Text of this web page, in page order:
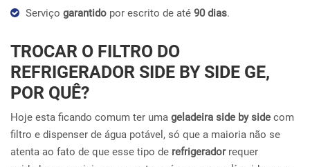
Serviço garantido por escrito de até 90 dias.
TROCAR O FILTRO DO
REFRIGERADOR SIDE BY SIDE GE,
POR QUÊ?
Hoje esta ficando comum ter uma geladeira side by side com
filtro e dispenser de água potável, só que a maioria não se
atenta ao fato de que esse tipo de refrigeradorrequer